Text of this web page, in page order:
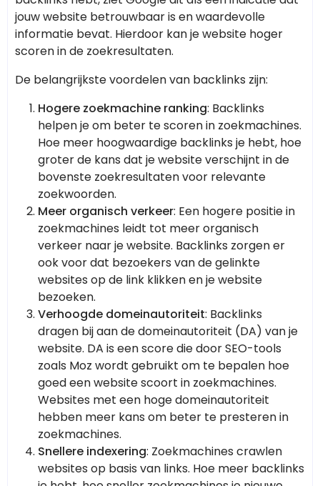
jouw website betrouwbaar is en waardevolle
informatie bevat. Hierdoor kan je website hoger
scoren in de zoekresultaten.
De belangrijkste voordelen van backlinks zijn:
Hogere zoekmachine ranking: Backlinks
helpen je om beter te scoren in zoekmachines.
Hoe meer hoogwaardige backlinks je hebt, hoe
groter de kans dat je website verschijnt in de
bovenste zoekresultaten voor relevante
zoekwoorden.
Meer organisch verkeer: Een hogere positie in
zoekmachines leidt tot meer organisch
verkeer naar je website. Backlinks zorgen er
ook voor dat bezoekers van de gelinkte
websites op de link klikken en je website
bezoeken.
Verhoogde domeinautoriteit: Backlinks
dragen bij aan de domeinautoriteit (DA) van je
website. DA is een score die door SEO-tools
zoals Moz wordt gebruikt om te bepalen hoe
goed een website scoort in zoekmachines.
Websites met een hoge domeinautoriteit
hebben meer kans om beter te presteren in
zoekmachines.
Snellere indexering: Zoekmachines crawlen
websites op basis van links. Hoe meer backlinks